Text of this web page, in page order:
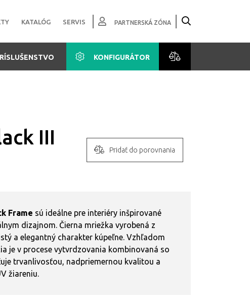
KATALÓG SERVIS PARTNERSKÁ ZÓNA
KONFIGURÁTOR
III
Pridať do porovnania
Frame sú ideálne pre interiéry inšpirované
dizajnom. Čierna mriežka vyrobená z
a elegantný charakter kúpeľne. Vzhľadom
je v procese vytvrdzovania kombinovaná so
trvanlivosťou, nadpriemernou kvalitou a
žiareniu.